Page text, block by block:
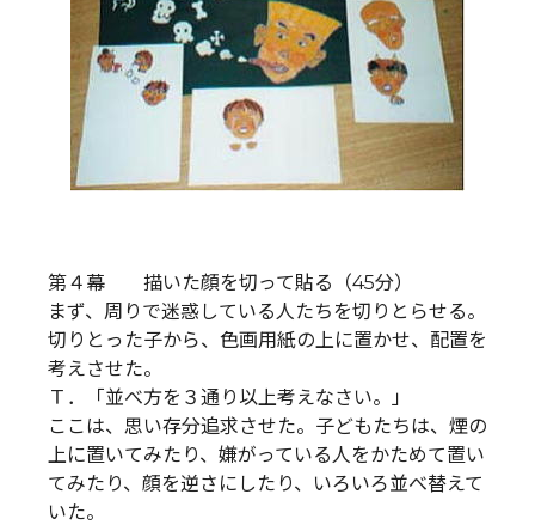
第４幕 描いた顔を切って貼る（45分）
まず、周りで迷惑している人たちを切りとらせる。
切りとった子から、色画用紙の上に置かせ、配置を
考えさせた。
Ｔ．「並べ方を３通り以上考えなさい。」
ここは、思い存分追求させた。子どもたちは、煙の
上に置いてみたり、嫌がっている人をかためて置い
てみたり、顔を逆さにしたり、いろいろ並べ替えて
いた。